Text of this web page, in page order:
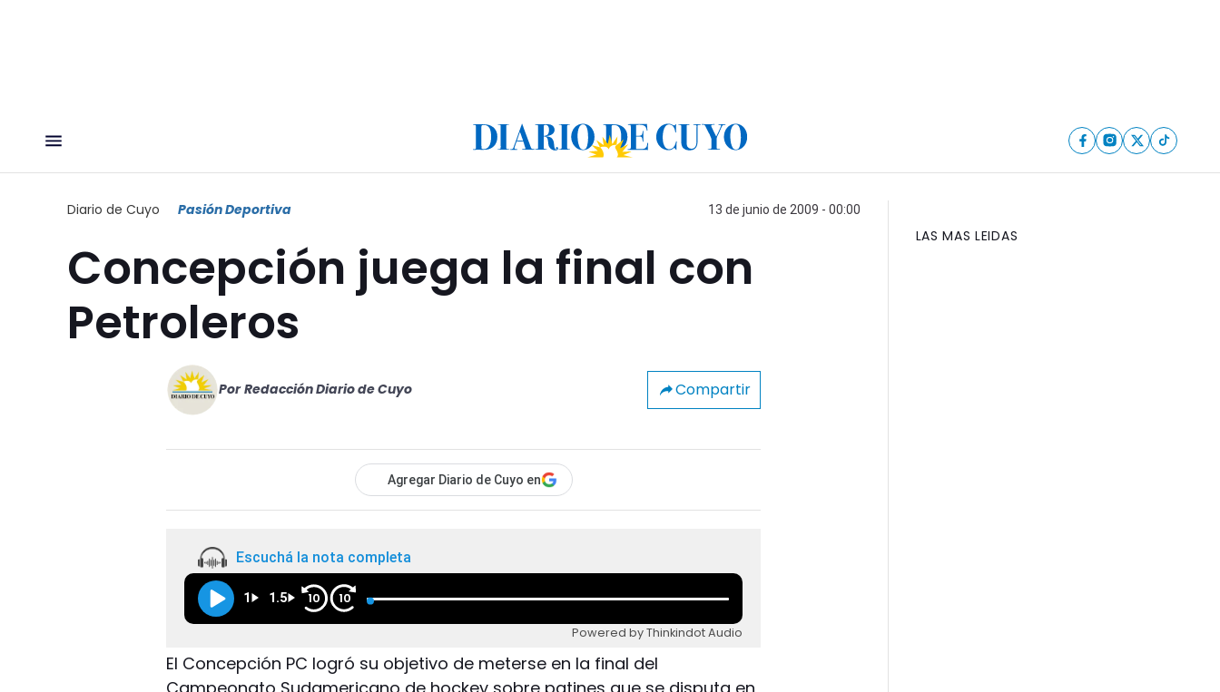
Diario de Cuyo Pasión Deportiva 13 de junio de 2009 - 00:00
Concepción juega la final con
Petroleros
Por Redacción Diario de Cuyo Compartir
Agregar Diario de Cuyo en
Escuchá la nota completa
1 1.5 10 10
Powered by Thinkindot Audio
El Concepción PC logró su objetivo de meterse en la final del
Campeonato Sudamericano de hockey sobre patines que se disputa en
LAS MAS LEIDAS